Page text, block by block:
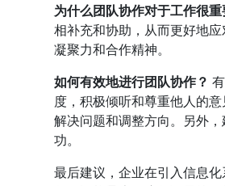
为什么团队协作对于工作很重
相补充和协助，从而更好地
凝聚力和合作精神。
如何有效地进行团队协作？
度，积极倾听和尊重他人的
解决问题和调整方向。另外
功。
最后建议，企业在引入信息